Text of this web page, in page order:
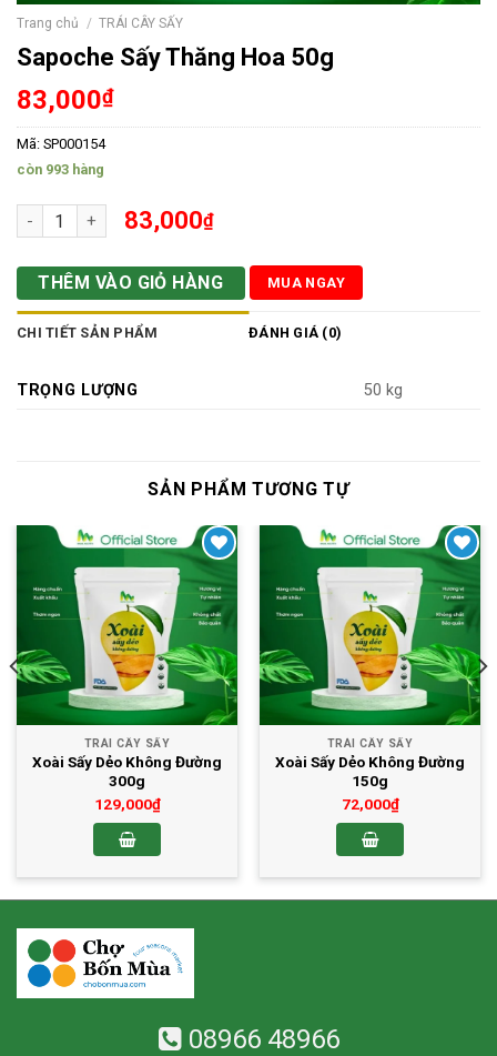
Trang chủ / TRÁI CÂY SẤY
Sapoche Sấy Thăng Hoa 50g
83,000₫
Mã: SP000154
còn 993 hàng
Sapoche Sấy Thăng Hoa 50g số lượng
83,000₫
THÊM VÀO GIỎ HÀNG MUA NGAY
CHI TIẾT SẢN PHẨM ĐÁNH GIÁ (0)
TRỌNG LƯỢNG 50 kg
SẢN PHẨM TƯƠNG TỰ
Yêu thích
TRÁI CÂY SẤY
Xoài Sấy Dẻo Không Đường
300g
129,000₫
Yêu thích
TRÁI CÂY SẤY
Xoài Sấy Dẻo Không Đường
150g
72,000₫
08966 48966